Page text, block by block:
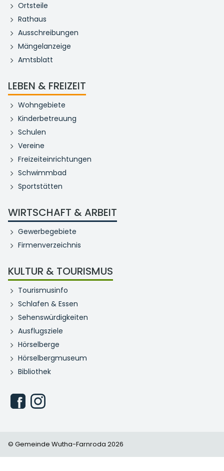
Ortsteile
Rathaus
Ausschreibungen
Mängelanzeige
Amtsblatt
LEBEN & FREIZEIT
Wohngebiete
Kinderbetreuung
Schulen
Vereine
Freizeiteinrichtungen
Schwimmbad
Sportstätten
WIRTSCHAFT & ARBEIT
Gewerbegebiete
Firmenverzeichnis
KULTUR & TOURISMUS
Tourismusinfo
Schlafen & Essen
Sehenswürdigkeiten
Ausflugsziele
Hörselberge
Hörselbergmuseum
Bibliothek
© Gemeinde Wutha-Farnroda 2026